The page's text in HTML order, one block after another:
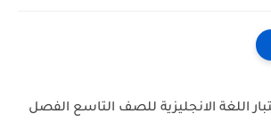
اللغة الانجليزية للصف التاسع الفصل